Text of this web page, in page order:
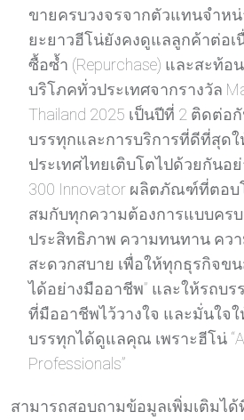
ขายครบวงจรจากตัวแทนจำหน่
ยะยาวฮีโน่ยังคงดูแลลูกค้าต่อเ
ซื้อซ้ำ (Repurchase) และสะท้
บริโภคทั่วประเทศจากรางวัล
Thailand 2025 เป็นปีที่ 2 ติดต่
บรรทุกและการบริการที่ดีที่สุด
ประเทศไทยเติบโตไปด้วยกันอ
300 Innovator ผลิตภัณฑ์ที่ตอบ
สมกับทุกความต้องการแบบคร
ประสิทธิภาพ ความทนทาน คว
สะดวกสบาย เพื่อให้ทุกธุรกิจข
ได้อย่างมืออาชีพ” และให้รถบ
ที่มืออาชีพไว้วางใจ และมั่นใจ
บรรทุกได้ดูแลคุณ เพราะฮีโน่
Professionals”
สามารถสอบถามข้อมูลเพิ่มเติมไ